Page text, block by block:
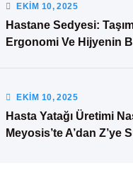
EKIM 10, 2025
Hastane Sedyesi:
Ergonomi Ve Hijyenin
EKIM 10, 2025
Hasta Yatağı Üretimi
Meyosis’te A’dan Z’ye